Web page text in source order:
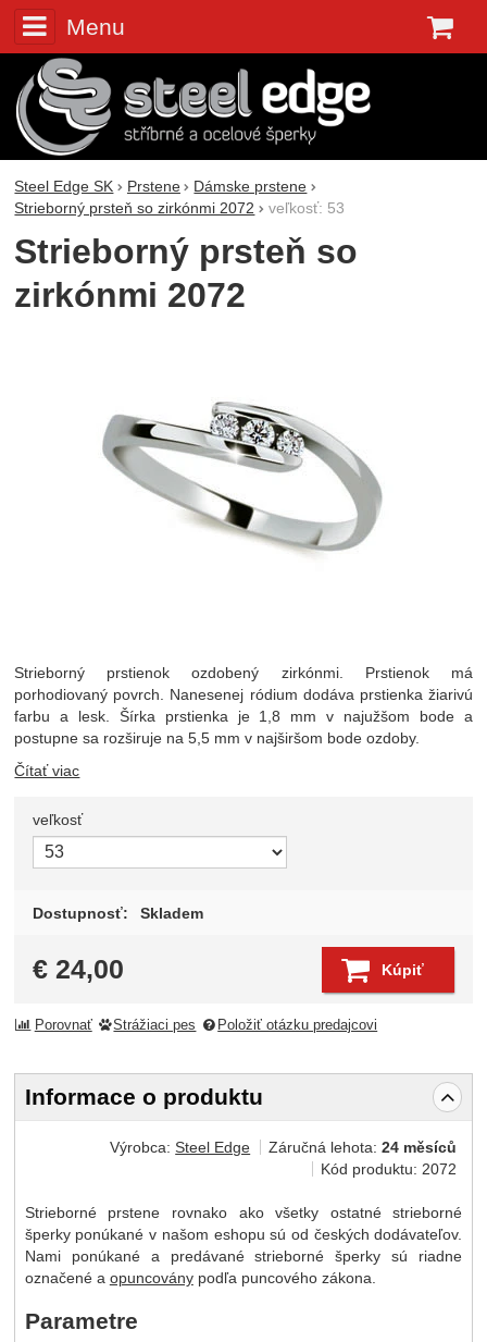
Menu
Steel Edge SK Prstene
Dámske prstene
Strieborný prsteň so zirkónmi 2072
veľkosť: 53
Strieborný prsteň so
zirkónmi 2072
Strieborný prstienok ozdobený zirkónmi. Prstienok má
porhodiovaný povrch. Nanesenej ródium dodáva prstienka žiarivú
farbu a lesk. Šírka prstienka je 1,8 mm v najužšom bode a
postupne sa rozširuje na 5,5 mm v najširšom bode ozdoby.
Čítať viac
Zvoľte variant
veľkosť
Dostupnosť: Skladem
€ 24,00 Kúpiť
Porovnať Strážiaci pes Položiť otázku predajcovi
Informace o produktu
Výrobca:Steel Edge Záručná lehota:24 měsíců
Kód produktu: 2072
Strieborné prstene rovnako ako všetky ostatné strieborné
šperky ponúkané v našom eshopu sú od českých dodávateľov.
Nami ponúkané a predávané strieborné šperky sú riadne
označené a opuncoványpodľa puncového zákona.
Parametre